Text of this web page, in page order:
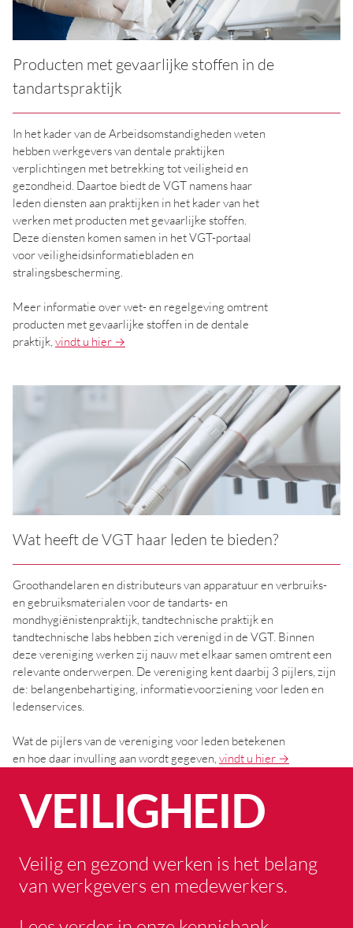
Producten met gevaarlijke stoffen in de
tandartspraktijk
In het kader van de Arbeidsomstandigheden weten
hebben werkgevers van dentale praktijken
verplichtingen met betrekking tot veiligheid en
gezondheid. Daartoe biedt de VGT namens haar
leden diensten aan praktijken in het kader van het
werken met producten met gevaarlijke stoffen.
Deze diensten komen samen in het VGT-portaal
voor veiligheidsinformatiebladen en
stralingsbescherming.
Meer informatie over wet- en regelgeving omtrent
producten met gevaarlijke stoffen in de dentale
praktijk, vindt u hier →
Wat heeft de VGT haar leden te bieden?
Groothandelaren en distributeurs van apparatuur en verbruiks-
en gebruiksmaterialen voor de tandarts- en
mondhygiënistenpraktijk, tandtechnische praktijk en
tandtechnische labs hebben zich verenigd in de VGT. Binnen
deze vereniging werken zij nauw met elkaar samen omtrent een
relevante onderwerpen. De vereniging kent daarbij 3 pijlers, zijn
de: belangenbehartiging, informatievoorziening voor leden en
ledenservices.
Wat de pijlers van de vereniging voor leden betekenen
en hoe daar invulling aan wordt gegeven, vindt u hier →
VEILIGHEID
Veilig en gezond werken is het belang
van werkgevers en medewerkers.